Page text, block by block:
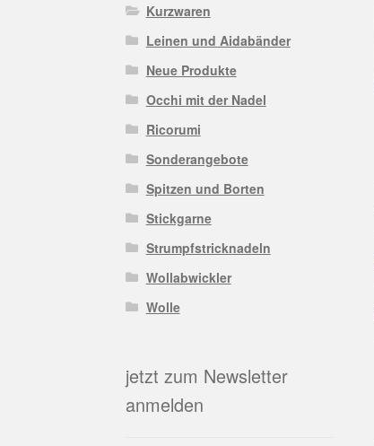
Kurzwaren
Leinen und Aidabänder
Neue Produkte
Occhi mit der Nadel
Ricorumi
Sonderangebote
Spitzen und Borten
Stickgarne
Strumpfstricknadeln
Wollabwickler
Wolle
jetzt zum Newsletter
anmelden